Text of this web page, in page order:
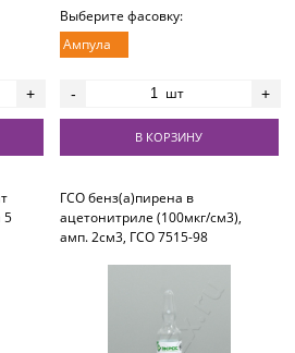
+
Выберите фасовку:
Ампула
- шт +
В КОРЗИНУ
5
ГСО бенз(а)пирена в
ацетонитриле (100мкг/см3),
амп. 2см3, ГСО 7515-98